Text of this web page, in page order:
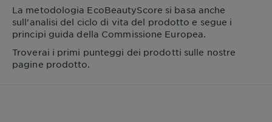
La metodologia EcoBeautyScore si basa anche
sull'analisi del ciclo di vita del prodotto e segue i
principi guida della Commissione Europea.
Troverai i primi punteggi dei prodotti sulle nostre
pagine prodotto.